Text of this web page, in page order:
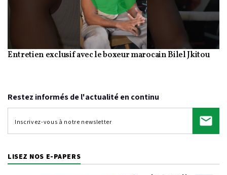
Play
Video
Entretien exclusif avec le boxeur marocain Bilel Jkitou
Restez informés de l'actualité en continu
LISEZ NOS E-PAPERS